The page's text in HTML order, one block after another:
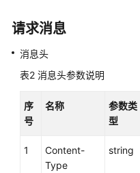
参
（API
Fabric）
作
类
请求消息
消息头
表2 消息头参数说明
序
号
名称
参数类
型
1
Content-
Type
string